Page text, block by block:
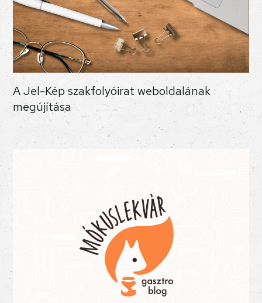
A Jel-Kép szakfolyóirat weboldalának
megújítása